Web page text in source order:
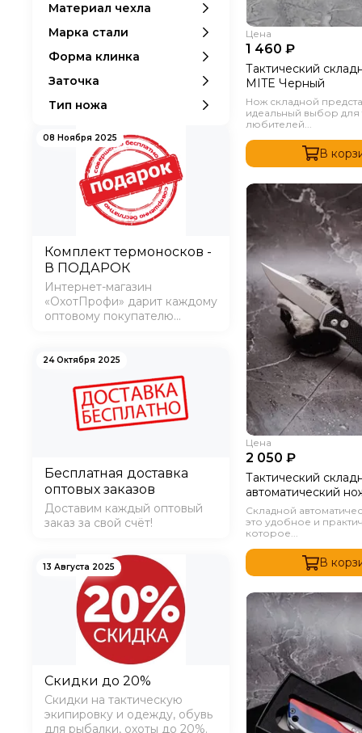
Цена
1 460 ₽
Тактический
MITE Черный
Нож складной
идеальный выбор для
любителей...
В
Цена
2 050 ₽
Тактический
автоматический
MAGNUM Черный
Складной
это удобное и
которое...
В
Сверхпрочный АВС
пластик
4
Материал чехла
Марка стали
Форма клинка
Заточка
Тип ножа
08 Ноября 2025
Комплект термоносков -
В ПОДАРОК
Интернет-магазин
«ОхотПрофи» дарит каждому
оптовому покупателю
24 Октября 2025
Бесплатная доставка
оптовых заказов
Доставим каждый оптовый
заказ за свой счёт!
13 Августа 2025
Скидки до 20%
Скидки на тактическую
экипировку и одежду, обувь
для рыбалки, охоты до 20%.